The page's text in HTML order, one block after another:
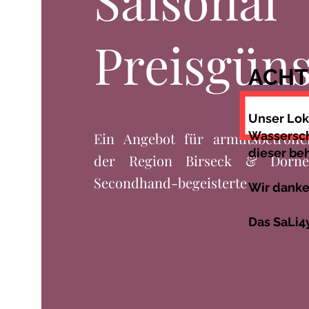
Ein Angebot für
der Region Birseck &
Secondhand-begeisterte
Unser
dieser
Wir
Das